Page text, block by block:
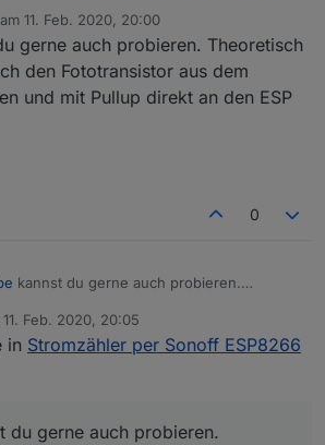
Stimme ich dir zu. Allerdings habe
bereits bei drei Leuten und bei mir
gehabt.
nächste Option, einen einfachen IR-
11. Feb. 2020, 20:00
von
gerne auch probieren. Theoretisch
den Fototransistor aus dem
und mit Pullup direkt an den ESP
0
kannst du gerne auch probieren.
Volkszähler auslöten und mit Pullup direkt
anschließen.
11. Feb. 2020, 20:05
von
in Stromzähler per Sonoff ESP8266
du gerne auch probieren.